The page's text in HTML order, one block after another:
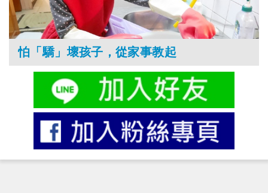
怕「驕」壞孩子，從家事教起